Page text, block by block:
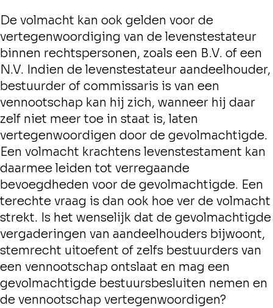
De volmacht kan ook gelden voor de
vertegenwoordiging van de levenstestateur
binnen rechtspersonen, zoals een B.V. of een
N.V. Indien de levenstestateur aandeelhouder,
bestuurder of commissaris is van een
vennootschap kan hij zich, wanneer hij daar
zelf niet meer toe in staat is, laten
vertegenwoordigen door de gevolmachtigde.
Een volmacht krachtens levenstestament kan
daarmee leiden tot verregaande
bevoegdheden voor de gevolmachtigde. Een
terechte vraag is dan ook hoe ver de volmacht
strekt. Is het wenselijk dat de gevolmachtigde
vergaderingen van aandeelhouders bijwoont,
stemrecht uitoefent of zelfs bestuurders van
een vennootschap ontslaat en mag een
gevolmachtigde bestuursbesluiten nemen en
de vennootschap vertegenwoordigen?